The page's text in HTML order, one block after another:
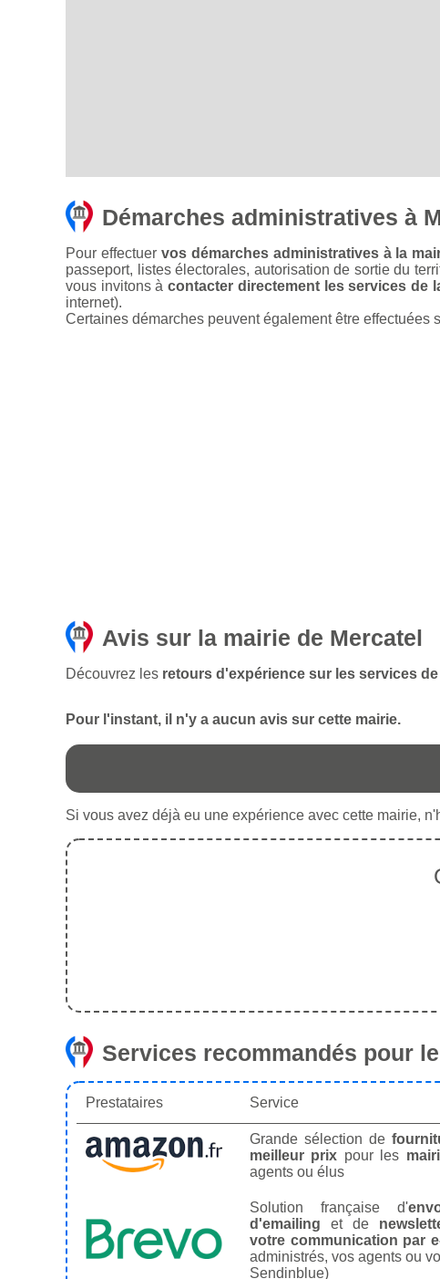
Démarches administratives à
Pour effectuer vos démarches administratives à la
passeport, listes électorales, autorisation de sortie du
vous invitons àcontacter directement les services de
internet).
Certaines démarches peuvent également être
Avis sur la mairie de Mercatel
Découvrez les retours d'expérience sur les services de
Pour l'instant, il n'y a aucun avis sur cette mairie.
Si vous avez déjà eu une expérience avec cette mairie,
Services recommandés pour
Prestataires Service
Grande sélection de
meilleur prix pour les
agents ou élus
Solution française d'
d'emailing et de
votre communication par
administrés, vos agents ou
Sendinblue)